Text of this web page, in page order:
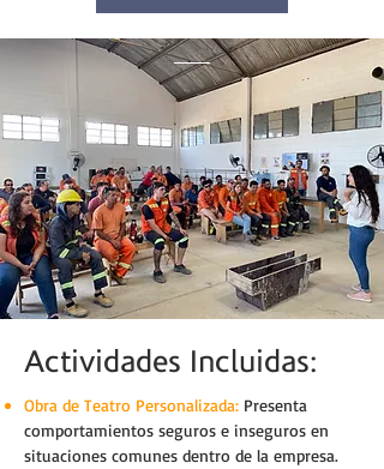
Actividades Incluidas:
Obra de Teatro Personalizada: Presenta
comportamientos seguros e inseguros en
situaciones comunes dentro de la empresa.